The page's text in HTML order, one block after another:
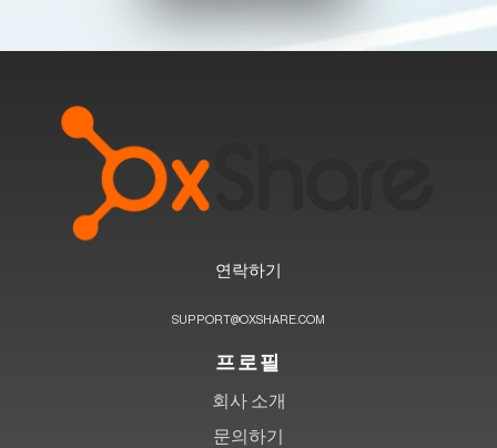
연락하기
SUPPORT@OXSHARE.COM
프로필
회사 소개
문의하기